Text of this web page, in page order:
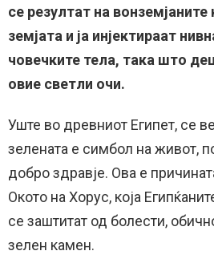
се резултат на вонземјаните
земјата и ја инјектираат
човечките тела, така што
овие светли очи.
Уште во древниот Египет, се
зелената е симбол на живот,
добро здравје. Ова е
Окото на Хорус, која
се заштитат од болести,
зелен камен.